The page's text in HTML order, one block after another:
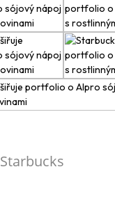
Starbucks